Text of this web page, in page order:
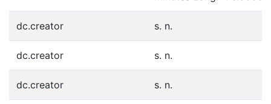
dc.creator s. n.
dc.creator s. n.
dc.creator s. n.